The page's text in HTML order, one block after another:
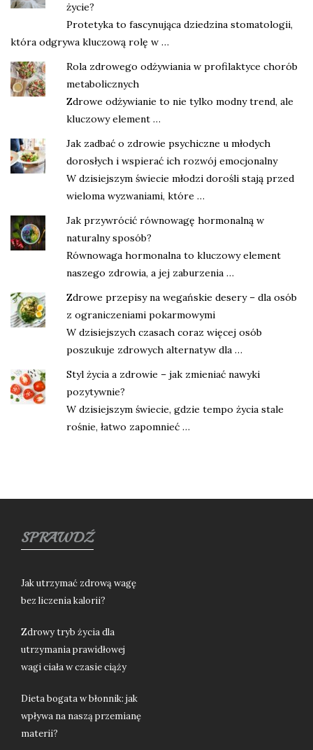
życie?
Protetyka to fascynująca dziedzina stomatologii,
która odgrywa kluczową rolę w …
Rola zdrowego odżywiania w profilaktyce chorób
metabolicznych
Zdrowe odżywianie to nie tylko modny trend, ale
kluczowy element …
Jak zadbać o zdrowie psychiczne u młodych
dorosłych i wspierać ich rozwój emocjonalny
W dzisiejszym świecie młodzi dorośli stają przed
wieloma wyzwaniami, które …
Jak przywrócić równowagę hormonalną w
naturalny sposób?
Równowaga hormonalna to kluczowy element
naszego zdrowia, a jej zaburzenia …
Zdrowe przepisy na wegańskie desery – dla osób
z ograniczeniami pokarmowymi
W dzisiejszych czasach coraz więcej osób
poszukuje zdrowych alternatyw dla …
Styl życia a zdrowie – jak zmieniać nawyki
pozytywnie?
W dzisiejszym świecie, gdzie tempo życia stale
rośnie, łatwo zapomnieć …
SPRAWDŹ
Jak utrzymać zdrową wagę
bez liczenia kalorii?
Zdrowy tryb życia dla
utrzymania prawidłowej
wagi ciała w czasie ciąży
Dieta bogata w błonnik: jak
wpływa na naszą przemianę
materii?